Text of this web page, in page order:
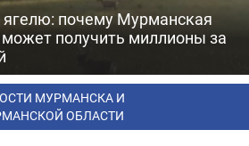
почему Мурманская
получить миллионы за
МУРМАНСКА И
ОБЛАСТИ